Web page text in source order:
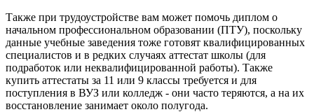
Также при трудоустройстве вам может помочь диплом о
начальном профессиональном образовании (ПТУ), поскольку
данные учебные заведения тоже готовят квалифицированных
специалистов и в редких случаях аттестат школы (для
подработок или неквалифицированной работы). Также
купить аттестаты за 11 или 9 классы требуется и для
поступления в ВУЗ или колледж - они часто теряются, а на их
восстановление занимает около полугода.